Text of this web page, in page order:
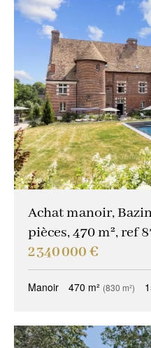
Travaux à prévoir (0)
Bon état (0)
Excellent état / neuf (0)
Autres critères
Gardien (0)
Idéal professions libérales
Idéal investisseur (0)
Vues magiques (0)
Trophy property
Propriété de réception (0)
Vendu occupé (0)
Achat manoir,
pièces, 470 m², ref
2 340 000 €
Manoir 470 m² (830 m²)